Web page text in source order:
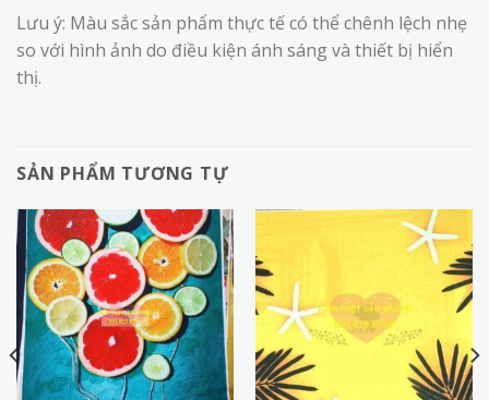
Lưu ý: Màu sắc sản phẩm thực tế có thể chênh lệch nhẹ
so với hình ảnh do điều kiện ánh sáng và thiết bị hiển
thị.
SẢN PHẨM TƯƠNG TỰ